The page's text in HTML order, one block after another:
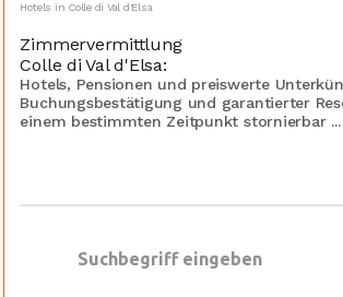
Hotels in Colle di Val d'Elsa
Zimmervermittlung
Colle di Val d'Elsa:
Hotels, Pensionen und preiswerte
Buchungsbestätigung und garantierter
einem bestimmten Zeitpunkt stornierbar ...